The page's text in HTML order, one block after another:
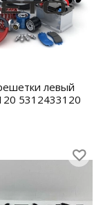
левый
5312433120